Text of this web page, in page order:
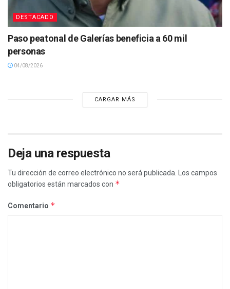
DESTACADO
Paso peatonal de Galerías beneficia a 60 mil
personas
04/08/2026
CARGAR MÁS
Deja una respuesta
Tu dirección de correo electrónico no será publicada.
Los campos
obligatorios están marcados con *
Comentario *